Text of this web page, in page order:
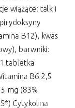
wiążące: talk i
B12), kwas
barwniki:
tabletka
B6 2,5
mg (83%
Cytykolina